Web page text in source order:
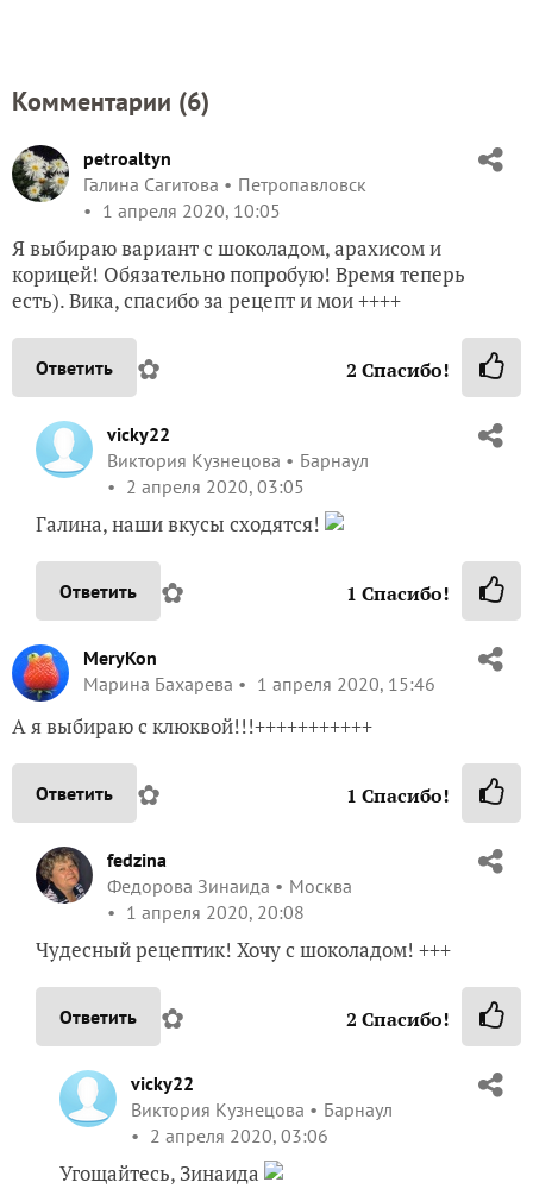
Комментарии (6)
petroaltyn
Галина Сагитова
Петропавловск
1 апреля 2020, 10:05
Я выбираю вариант с шоколадом, арахисом и
корицей! Обязательно попробую! Время теперь
есть). Вика, спасибо за рецепт и мои ++++
Ответить ✿ 2 Спасибо!
vicky22
Виктория Кузнецова
Барнаул
2 апреля 2020, 03:05
Галина, наши вкусы сходятся!
Ответить ✿ 1 Спасибо!
MeryKon
Марина Бахарева
1 апреля 2020, 15:46
А я выбираю с клюквой!!!+++++++++++
Ответить ✿ 1 Спасибо!
fedzina
Федорова Зинаида
Москва
1 апреля 2020, 20:08
Чудесный рецептик! Хочу с шоколадом! +++
Ответить ✿ 2 Спасибо!
vicky22
Виктория Кузнецова
Барнаул
2 апреля 2020, 03:06
Угощайтесь, Зинаида